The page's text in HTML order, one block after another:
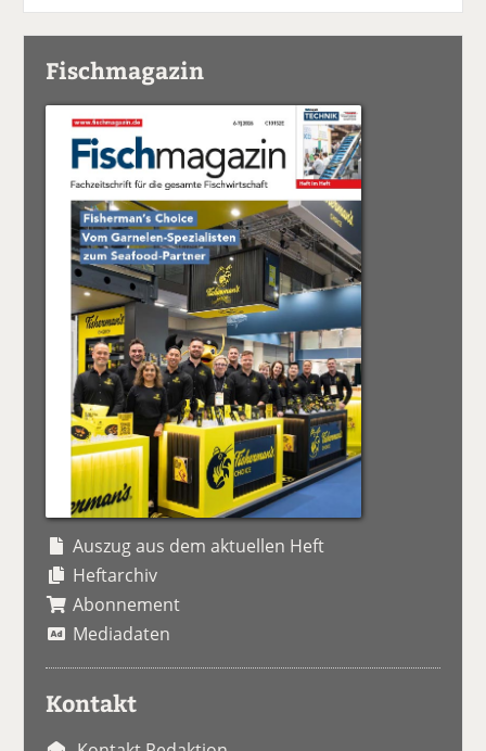
Fischmagazin
Auszug aus dem aktuellen Heft
Heftarchiv
Abonnement
Mediadaten
Kontakt